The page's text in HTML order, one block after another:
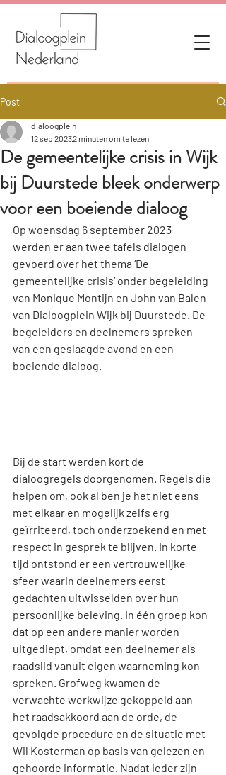
Post
De gemeentelijke crisis in Wijk
bij Duurstede bleek onderwerp
voor een boeiende dialoog
dialoogplein
12 sep 20232 minuten om te lezen
Op woensdag 6 september 2023
werden er aan twee tafels dialogen
gevoerd over het thema ‘De
gemeentelijke crisis’ onder begeleiding
van Monique Montijn en John van Balen
van Dialoogplein Wijk bij Duurstede. De
begeleiders en deelnemers spreken
van een geslaagde avond en een
boeiende dialoog.
Bij de start werden kort de
dialoogregels doorgenomen. Regels die
helpen om, ook al ben je het niet eens
met elkaar en mogelijk zelfs erg
geïrriteerd, toch onderzoekend en met
respect in gesprek te blijven. In korte
tijd ontstond er een vertrouwelijke
sfeer waarin deelnemers eerst
gedachten uitwisselden over hun
persoonlijke beleving. In één groep kon
dat op een andere manier worden
uitgediept, omdat een deelnemer als
raadslid vanuit eigen waarneming kon
spreken. Grofweg kwamen de
verwachte werkwijze gekoppeld aan
het raadsakkoord aan de orde, de
gevolgde procedure en de situatie met
Wil Kosterman op basis van gelezen en
gehoorde informatie. Nadat ieder zijn